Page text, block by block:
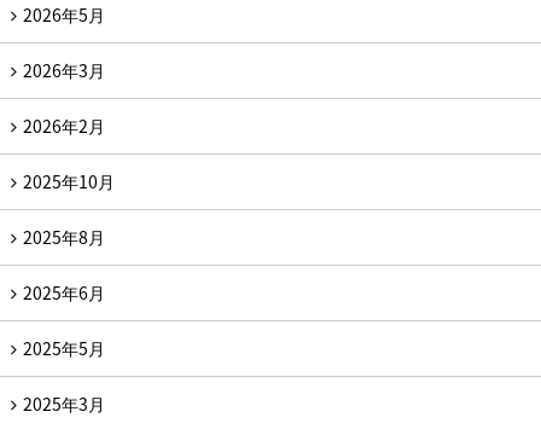
2026年5月
2026年3月
2026年2月
2025年10月
2025年8月
2025年6月
2025年5月
2025年3月